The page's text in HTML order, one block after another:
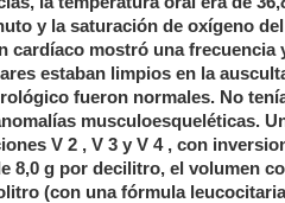
y la saturación de oxígeno
cardíaco mostró una
estaban limpios en la
fueron normales. No
musculoesqueléticas.
V 2 , V 3 y V 4 , con
8,0 g por decilitro, el volumen
(con una fórmula